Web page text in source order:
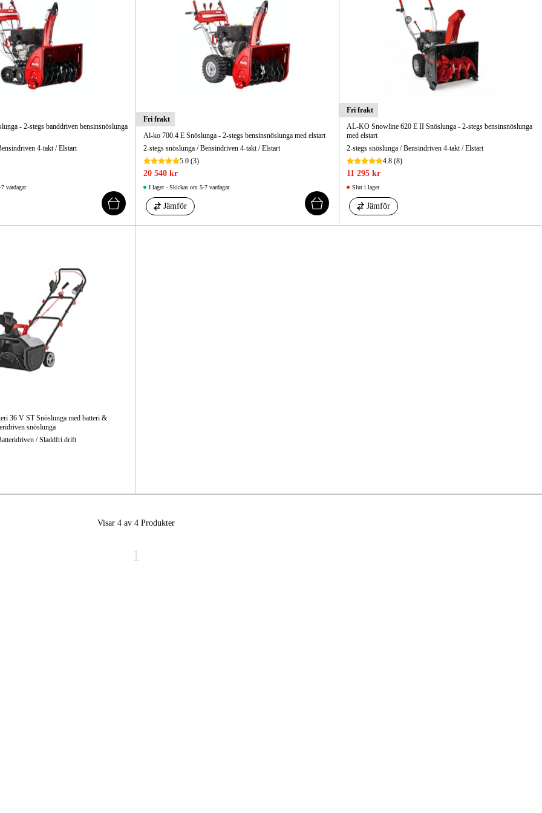
Skog & Trädgård
Hem & Fritid Kampanjer
- 2-stegs banddriven bensinsnöslunga
4-takt / Elstart
vardagar
Fri frakt
Al-ko 700.4 E Snöslunga - 2-stegs bensinsnöslunga med elstart
2-stegs snöslunga / Bensindriven 4-takt / Elstart
5.0(3)
20 540 kr
I lager - Skickas om 5-7 vardagar
Jämför
Fri frakt
AL-KO Snowline 620 E II Snöslunga - 2-stegs bensinsnöslunga
med elstart
2-stegs snöslunga / Bensindriven 4-takt / Elstart
4.8(8)
11 295 kr
Slut i lager
Jämför
36 V ST Snöslunga med batteri &
snöslunga
/ Sladdfri drift
Visar 4 av 4 Produkter
1